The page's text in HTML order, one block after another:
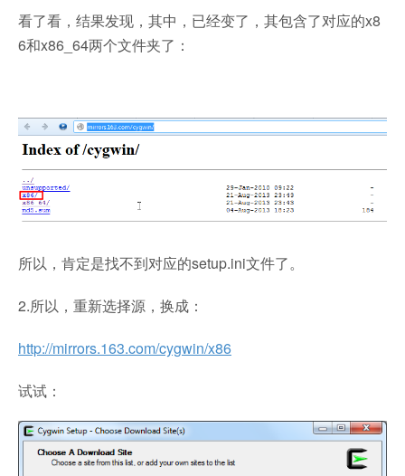
看了看，结果发现，其中，已经变了，其包含了对应的x8
6和x86_64两个文件夹了：
所以，肯定是找不到对应的setup.ini文件了。
2.所以，重新选择源，换成：
http://mirrors.163.com/cygwin/x86
试试：